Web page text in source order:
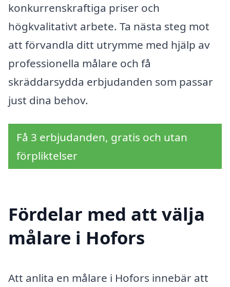
konkurrenskraftiga priser och
högkvalitativt arbete. Ta nästa steg mot
att förvandla ditt utrymme med hjälp av
professionella målare och få
skräddarsydda erbjudanden som passar
just dina behov.
Få 3 erbjudanden, gratis och utan
förpliktelser
Fördelar med att välja
målare i Hofors
Att anlita en målare i Hofors innebär att